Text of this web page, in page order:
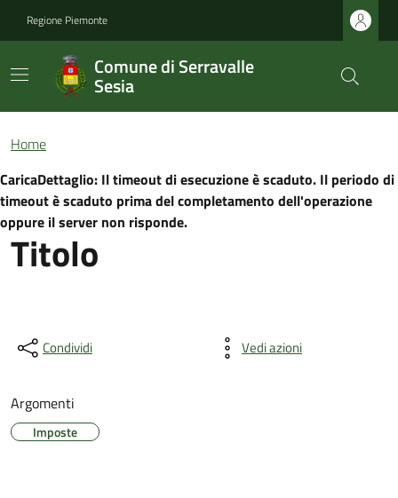
Regione Piemonte
Comune di Serravalle
Sesia
Home
CaricaDettaglio: Il timeout di esecuzione è scaduto. Il periodo di
timeout è scaduto prima del completamento dell'operazione
oppure il server non risponde.
Titolo
Condividi Vedi azioni
Argomenti
Imposte